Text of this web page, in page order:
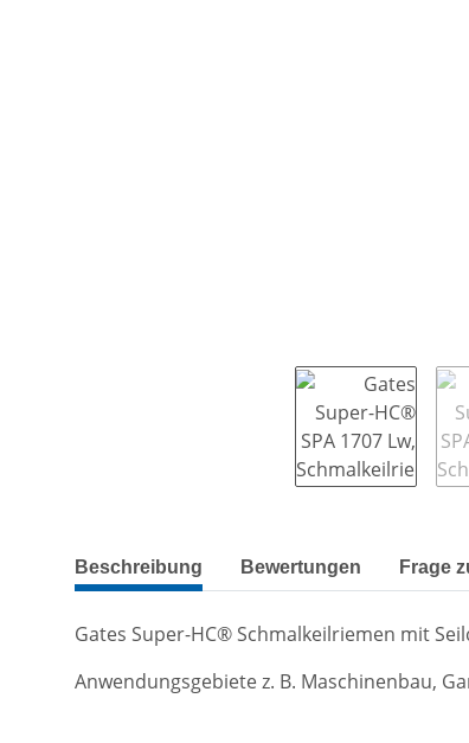
weitere Registerkarten anzeigen
Beschreibung Bewertungen Frage
Gates Super-HC® Schmalkeilriemen mit
Anwendungsgebiete z. B. Maschinenbau,